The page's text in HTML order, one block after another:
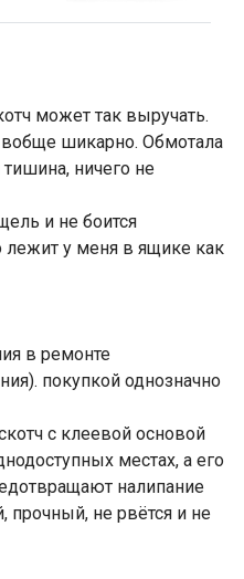
может так выручать.
шикарно. Обмотала
ничего не
и не боится
лежит у меня в ящике как
в ремонте
покупкой однозначно
с клеевой основой
местах, а его
налипание
прочный, не рвётся и не